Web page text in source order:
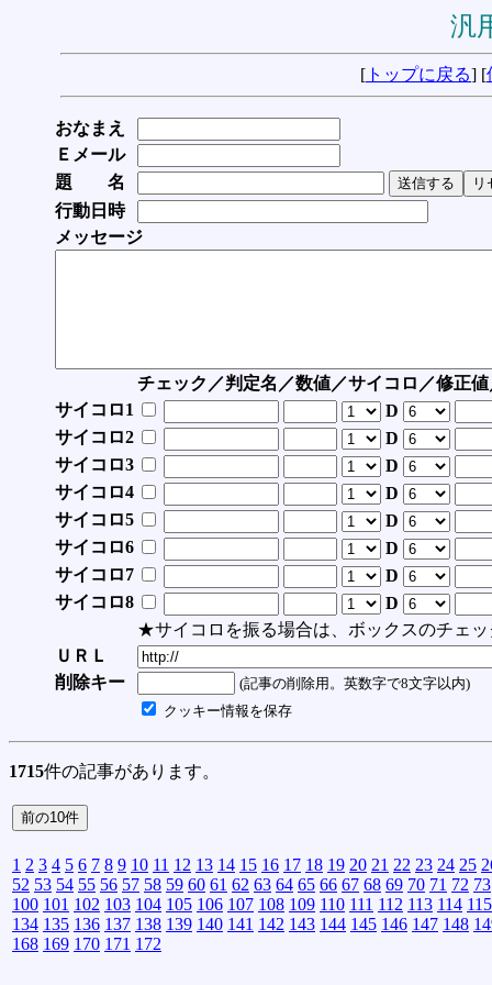
汎
[ トップに戻る] [
おなまえ
Ｅメール
題 名
行動日時
メッセージ
チェック／判定名／数値／サイコロ／修正
サイコロ1
D
サイコロ2
D
サイコロ3
D
サイコロ4
D
サイコロ5
D
サイコロ6
D
サイコロ7
D
サイコロ8
D
★サイコロを振る場合は、ボックスのチェッ
ＵＲＬ
削除キー
(記事の削除用。英数字で8文字以内)
クッキー情報を保存
1715件の記事があります。
1 2 3 4 5 6 7 8 9 10 11 12 13 14 15 16 17 18 19 20 21 22 23 24 25
52 53 54 55 56 57 58 59 60 61 62 63 64 65 66 67 68 69 70 71 72 73
100 101 102 103 104 105 106 107 108 109 110 111 112 113 114 115
134 135 136 137 138 139 140 141 142 143 144 145 146 147 148
168 169 170 171 172